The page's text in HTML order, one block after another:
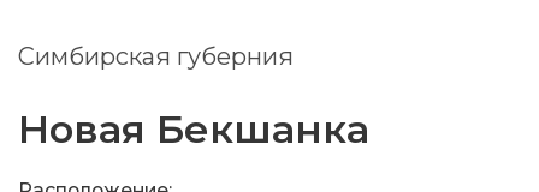
Симбирская губерния
Новая Бекшанка